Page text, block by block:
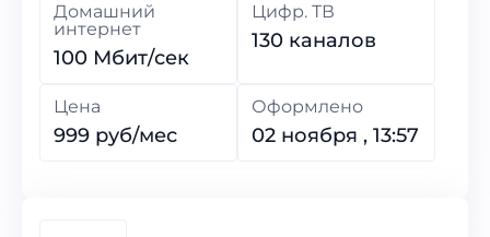
Домашний
интернет
100 Мбит/сек
Цифр. ТВ
130 каналов
Цена
999 руб/мес
Оформлено
02 ноября , 13:57